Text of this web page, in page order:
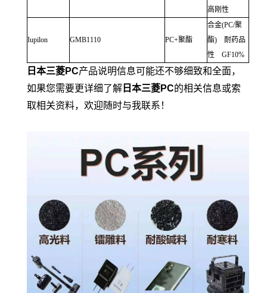
高刚性
Iupilon GMB1110 PC+聚酯
合金(PC/聚
酯) 耐药品
性 GF10%
日本三菱PC产品说明信息可能还不够细致和全面，
如果您需要更详细了解 日本三菱PC的相关信息或索
取相关资料，欢迎随时与我联系！